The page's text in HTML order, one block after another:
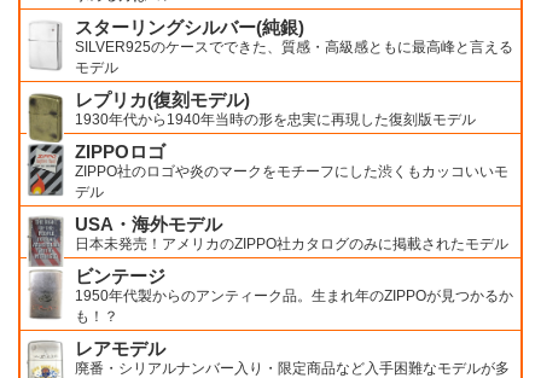
スターリングシルバー(純銀)
SILVER925のケースでできた、質感・高級感ともに最高峰と言える
モデル
レプリカ(復刻モデル)
1930年代から1940年当時の形を忠実に再現した復刻版モデル
ZIPPOロゴ
ZIPPO社のロゴや炎のマークをモチーフにした渋くもカッコいいモ
デル
USA・海外モデル
日本未発売！アメリカのZIPPO社カタログのみに掲載されたモデル
ビンテージ
1950年代製からのアンティーク品。生まれ年のZIPPOが見つかるか
も！？
レアモデル
廃番・シリアルナンバー入り・限定商品など入手困難なモデルが多